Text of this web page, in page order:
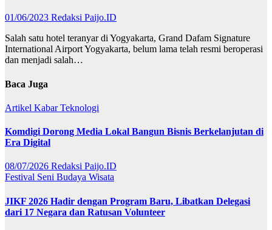
01/06/2023 Redaksi Paijo.ID
Salah satu hotel teranyar di Yogyakarta, Grand Dafam Signature
International Airport Yogyakarta, belum lama telah resmi beroperasi
dan menjadi salah…
Baca Juga
Artikel KabarTeknologi
Komdigi Dorong Media Lokal Bangun Bisnis Berkelanjutan di
Era Digital
08/07/2026 Redaksi Paijo.ID
Festival Seni Budaya Wisata
JIKF 2026 Hadir dengan Program Baru, Libatkan Delegasi
dari 17 Negara dan Ratusan Volunteer